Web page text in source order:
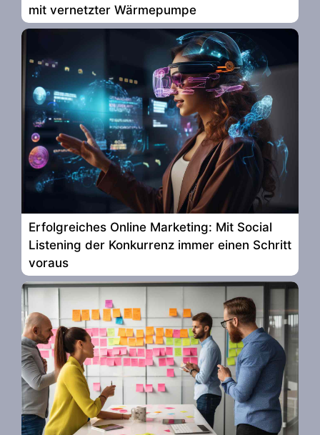
mit vernetzter Wärmepumpe
Erfolgreiches Online Marketing: Mit Social
Listening der Konkurrenz immer einen Schritt
voraus